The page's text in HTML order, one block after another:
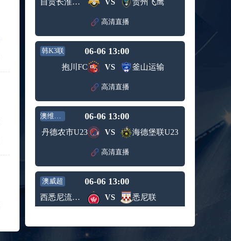
马大师
赛女单
第3轮
吉隆vs卢布列夫 全场录像回放
月12日
ATP罗马
大师赛
轮
兹维列夫vs达德尔里 全场录像回放
标签： 2024年5
月13日
ATP罗马
大师赛
男单第3
轮
阿纳尔迪vs贾里 全场录像回放
ATP罗马
大师赛
男单第2
轮
标签： 2024年5
月12日
WTA罗
马大师
赛女单
第3轮
托尔莫vs奥斯塔彭科 全场录像回放
标签： 2024年5
WTA罗
赛女单
斯诺克元老斯诺克世锦赛半决赛 伊戈尔-费格雷多vs德拉戈 全场录像回放
标签：
月12日
元老斯
诺克世
锦赛半
决赛
穆纳尔vs诺里 全场录像回放
月12日
ATP罗马
大师赛
男单第2
MSI季中冠军赛胜者组 BLG vs T1 全场录像回放
月12日
冠军赛
KPL春季赛季后赛败者组决赛 重庆狼队 vs 苏州KSG 全场录像回放
自贡长淮弘祥 VS 贵州飞鹰
高清直播
韩K3联 06-06 13:00
抱川FC VS 釜山运输
高清直播
澳维U23 06-06 13:00
丹德农市U23 VS 海德堡联U23
高清直播
澳威超 06-06 13:00
西悉尼流浪者青年队 VS 悉尼联